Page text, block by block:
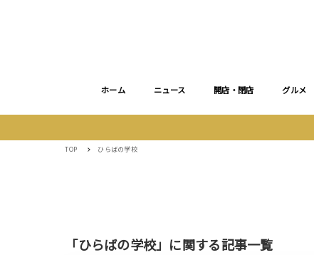
ホーム ニュース 開店・閉店 グルメ
TOP ひらばの学校
「ひらばの学校」に関する記事一覧